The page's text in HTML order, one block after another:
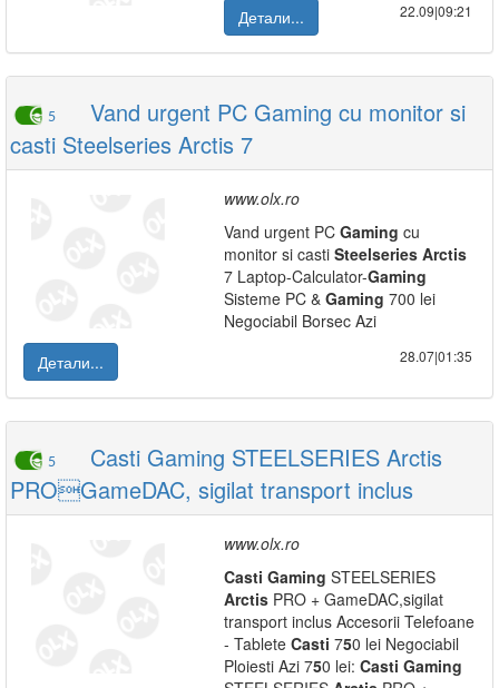
Детали...
22.09|09:21
5
Vand urgent PC Gaming cu monitor si
casti Steelseries Arctis 7
www.olx.ro
Vand urgent PC Gaming cu
monitor si casti Steelseries Arctis
7 Laptop-Calculator-Gaming
Sisteme PC & Gaming 700 lei
Negociabil Borsec Azi
Детали...
28.07|01:35
5
Casti Gaming STEELSERIES Arctis
PROGameDAC, sigilat transport inclus
www.olx.ro
Casti Gaming STEELSERIES
Arctis PRO + GameDAC,sigilat
transport inclus Accesorii Telefoane
- Tablete Casti 750 lei Negociabil
Ploiesti Azi 750 lei: Casti Gaming